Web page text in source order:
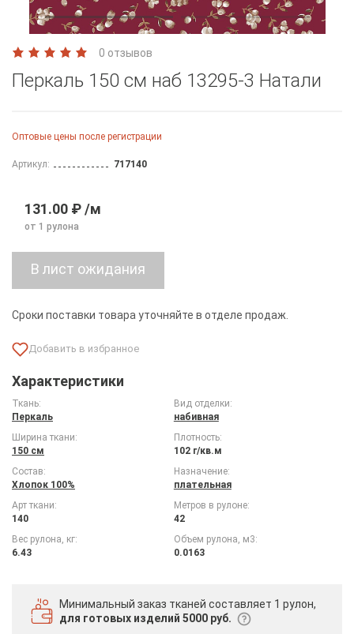
0 отзывов
Перкаль 150 см наб 13295-3 Натали
Оптовые цены после регистрации
Артикул: 717140
131.00 ₽ /м
от 1 рулона
Сроки поставки товара уточняйте в отделе продаж.
Характеристики
Ткань:
Перкаль
Вид отделки:
набивная
Ширина ткани:
150 см
Плотность:
102 г/кв.м
Состав:
Хлопок 100%
Назначение:
плательная
Арт ткани:
140
Метров в рулоне:
42
Вес рулона, кг:
6.43
Объем рулона, м3:
0.0163
Минимальный заказ тканей составляет 1 рулон,
для готовых изделий 5000 руб.